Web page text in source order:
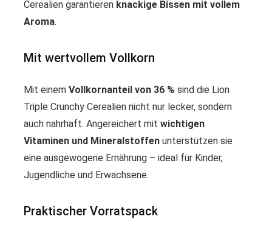
Cerealien garantieren knackige Bissen mit vollem
Aroma.
Mit wertvollem Vollkorn
Mit einem Vollkornanteil von 36 % sind die Lion
Triple Crunchy Cerealien nicht nur lecker, sondern
auch nahrhaft. Angereichert mit wichtigen
Vitaminen und Mineralstoffen unterstützen sie
eine ausgewogene Ernährung – ideal für Kinder,
Jugendliche und Erwachsene.
Praktischer Vorratspack